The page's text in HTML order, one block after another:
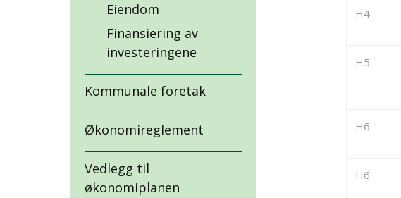
Eiendom
Finansiering av
investeringene
Kommunale foretak
Økonomireglement
Vedlegg til
økonomiplanen
H4
H5
H6
H6